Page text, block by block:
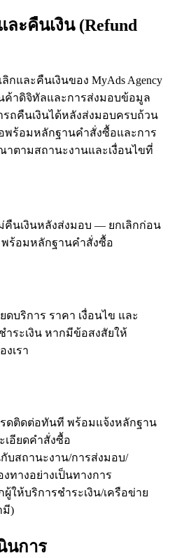
ะคืนเงิน (Refund
กและคืนเงินของ MyAds Agency
ค้าดิจิทัลและการส่งมอบข้อมูล
ถคืนเงินได้หลังส่งมอบครบถ้วน
ร้อมหลักฐานคำสั่งซื้อและการ
ตามสถานะงานและเงื่อนไขที่
คืนเงินหลังส่งมอบ — ยกเลิกก่อน
ร้อมหลักฐานคำสั่งซื้อ
บริการ ราคา เงื่อนไข และ
ระเงิน หากมีข้อสงสัยให้
เรา
ดติดต่อทันที พร้อมแจ้งหลักฐาน
เอียดคำสั่งซื้อ
บสถานะงาน/การส่งมอบ/
ทางอย่างเป็นทางการ
ให้บริการชำระเงิน/เครือข่าย
มี)
นการ